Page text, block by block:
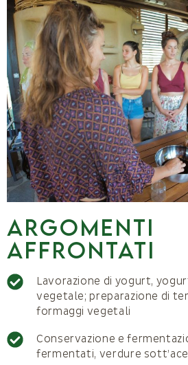
Argomenti
affrontati
Lavorazione di yogurt,
vegetale; preparazione di
formaggi vegetali
Conservazione e
fermentati, verdure